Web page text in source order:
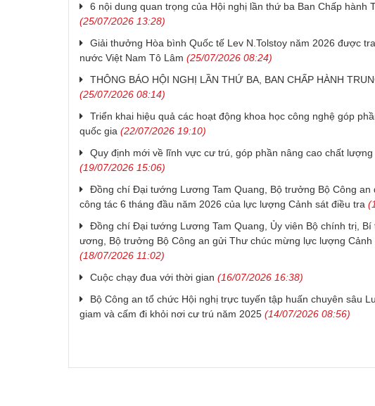
6 nội dung quan trọng của Hội nghị lần thứ ba Ban Chấp hành
(25/07/2026 13:28)
Giải thưởng Hòa bình Quốc tế Lev N.Tolstoy năm 2026 được
nước Việt Nam Tô Lâm (25/07/2026 08:24)
THÔNG BÁO HỘI NGHỊ LẦN THỨ BA, BAN CHẤP HÀNH
(25/07/2026 08:14)
Triển khai hiệu quả các hoạt động khoa học công nghệ góp
quốc gia (22/07/2026 19:10)
Quy định mới về lĩnh vực cư trú, góp phần nâng cao chất
(19/07/2026 15:06)
Đồng chí Đại tướng Lương Tam Quang, Bộ trưởng Bộ Công an
công tác 6 tháng đầu năm 2026 của lực lượng Cảnh sát điều tra
Đồng chí Đại tướng Lương Tam Quang, Ủy viên Bộ chính trị,
ương, Bộ trưởng Bộ Công an gửi Thư chúc mừng lực lượng Cảnh
(18/07/2026 11:02)
Cuộc chạy đua với thời gian (16/07/2026 16:38)
Bộ Công an tổ chức Hội nghị trực tuyến tập huấn chuyên sâu
giam và cấm đi khỏi nơi cư trú năm 2025 (14/07/2026 08:56)